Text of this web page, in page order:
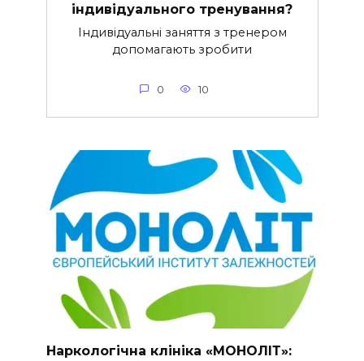
індивідуального тренування?
Індивідуальні заняття з тренером
допомагають зробити
0 10
Наркологічна клініка «МОНОЛІТ»: